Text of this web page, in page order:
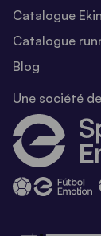
Catalogue
Catalogue
Blog
Une société